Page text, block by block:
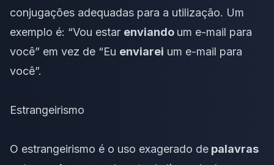
conjugações adequadas para a utilização. Um
exemplo é: “Vou estar enviando um e-mail para
você” em vez de “Eu enviarei um e-mail para
você”.
Estrangeirismo
O estrangeirismo é o uso exagerado de palavras